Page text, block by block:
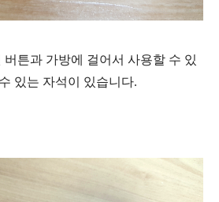
버튼과 가방에 걸어서 사용할 수 있
있는 자석이 있습니다.